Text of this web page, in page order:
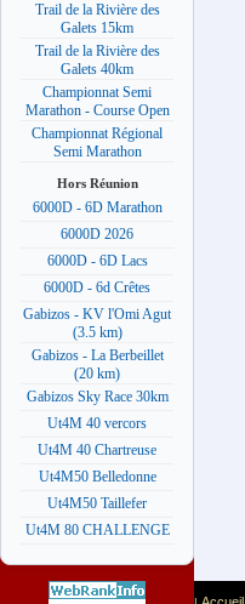
Trail de la Rivière des
Galets 15km
Trail de la Rivière des
Galets 40km
Championnat Semi
Marathon - Course Open
Championnat Régional
Semi Marathon
Hors Réunion
6000D - 6D Marathon
6000D 2026
6000D - 6D Lacs
6000D - 6d Crêtes
Gabizos - KV l'Omi Agut
(3.5 km)
Gabizos - La Berbeillet
(20 km)
Gabizos Sky Race 30km
Ut4M 40 vercors
Ut4M 40 Chartreuse
Ut4M50 Belledonne
Ut4M50 Taillefer
Ut4M 80 CHALLENGE